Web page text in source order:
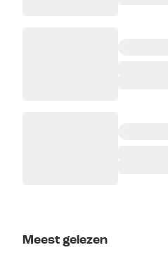
Meest gelezen